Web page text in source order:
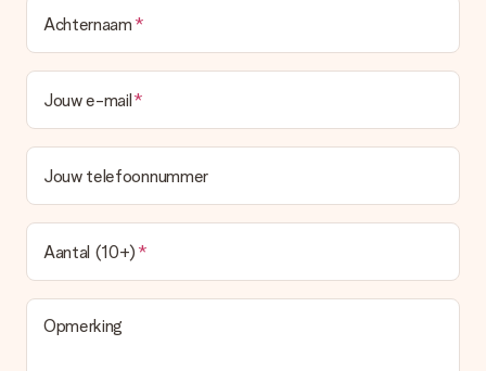
Achternaam
Jouw e-mail
Jouw telefoonnummer
Aantal (10+)
Opmerking